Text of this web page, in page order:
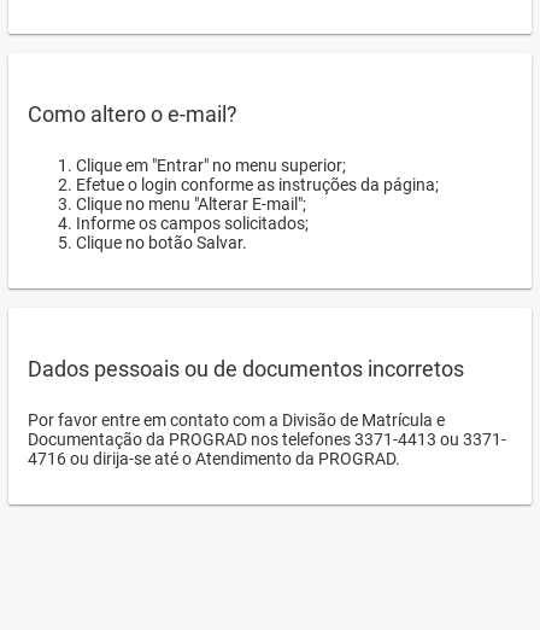
Como altero o e-mail?
Clique em "Entrar" no menu superior;
Efetue o login conforme as instruções da página;
Clique no menu "Alterar E-mail";
Informe os campos solicitados;
Clique no botão Salvar.
Dados pessoais ou de documentos incorretos
Por favor entre em contato com a Divisão de Matrícula e
Documentação da PROGRAD nos telefones 3371-4413 ou 3371-
4716 ou dirija-se até o Atendimento da PROGRAD.